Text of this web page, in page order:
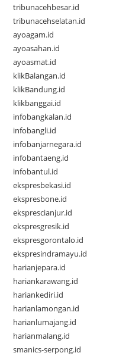
tribunacehbesar.id
tribunacehselatan.id
ayoagam.id
ayoasahan.id
ayoasmat.id
klikBalangan.id
klikBandung.id
klikbanggai.id
infobangkalan.id
infobangli.id
infobanjarnegara.id
infobantaeng.id
infobantul.id
ekspresbekasi.id
ekspresbone.id
eksprescianjur.id
ekspresgresik.id
ekspresgorontalo.id
ekspresindramayu.id
harianjepara.id
hariankarawang.id
hariankediri.id
harianlamongan.id
harianlumajang.id
harianmalang.id
smanics-serpong.id